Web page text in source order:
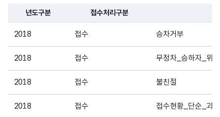
파일 데이터의 일부 내용의 표로 센터명, 프로그램명, 강습요일
년도구분 접수처리구분
2018 접수 승차거부
2018 접수 무정차_승하자_위반
2018 접수 불친절
2018 접수 접수현황_단순_과